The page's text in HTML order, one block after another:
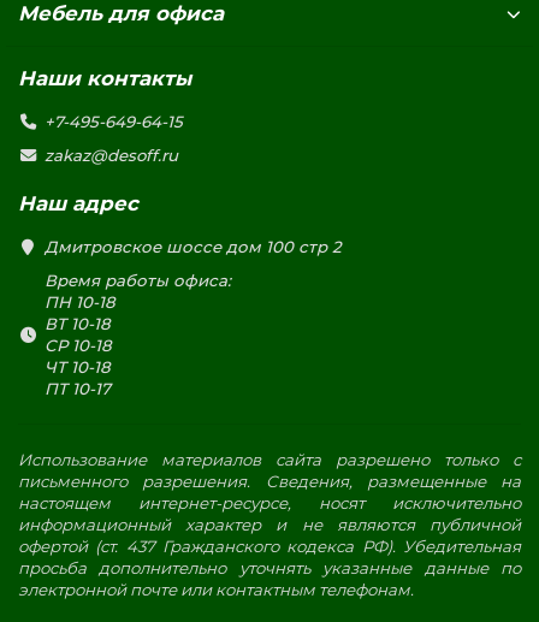
Мебель для офиса
Наши контакты
+7-495-649-64-15
zakaz@desoff.ru
Наш адрес
Дмитровское шоссе дом 100 стр 2
Время работы офиса:
ПН 10-18
ВТ 10-18
СР 10-18
ЧТ 10-18
ПТ 10-17
Использование материалов сайта разрешено только с
письменного разрешения. Сведения, размещенные на
настоящем интернет-ресурсе, носят исключительно
информационный характер и не являются публичной
офертой (ст. 437 Гражданского кодекса РФ). Убедительная
просьба дополнительно уточнять указанные данные по
электронной почте или контактным телефонам.